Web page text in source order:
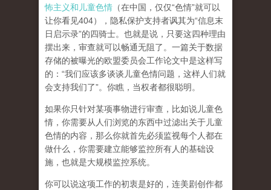
怖主义和儿童色情 （在中国，仅仅“色情”就可以
让你看见404），隐私保护支持者讽其为“信息末
日启示录”的四骑士。也就是说，只要这四种理由
摆出来，审查就可以畅通无阻了。一篇关于数据
存储的被曝光的欧盟委员会工作论文中是这样写
的：“我们应该多谈谈儿童色情问题，这样人们就
会支持我们了”。你瞧，当权者都很聪明。
如果你只针对某项事物进行审查，比如说儿童色
情，你需要从人们浏览的东西中过滤出关于儿童
色情的内容，那么你就首先必须监视每个人都在
做什么，你需要建立能够监控所有人的基础设
施，也就是大规模监控系统。
你可以说这项工作的初衷是好的，连美剧创作都